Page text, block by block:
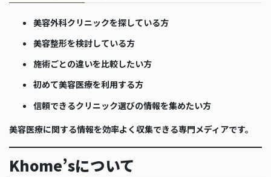
美容外科クリニックを探している方
美容整形を検討している方
施術ごとの違いを比較したい方
初めて美容医療を利用する方
信頼できるクリニック選びの情報を集めたい方
美容医療に関する情報を効率よく収集できる専門メディアです。
Khome’sについて